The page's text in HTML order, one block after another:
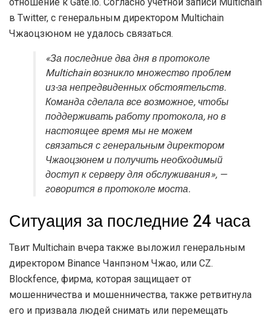
в Twitter, с генеральным директором Multichain
Чжаоцзюном не удалось связаться.
«За последние два дня в протоколе
Multichain возникло множество проблем
из-за непредвиденных обстоятельств.
Команда сделала все возможное, чтобы
поддерживать работу протокола, но в
настоящее время мы не можем
связаться с генеральным директором
Чжаоцзюнем и получить необходимый
доступ к серверу для обслуживания», —
говорится в протоколе моста.
Ситуация за последние 24 часа
Твит Multichain вчера также выложил генеральным
директором Binance Чанпэном Чжао, или CZ.
Blockfence, фирма, которая защищает от
мошенничества и мошенничества, также ретвитнула
его и призвала людей снимать или перемещать